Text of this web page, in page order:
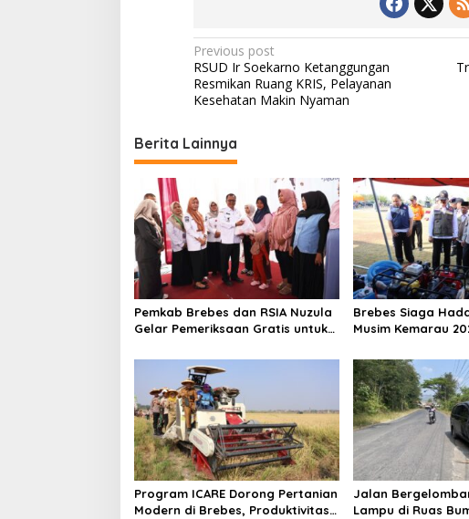
P
o
s
t
n
v
i
g
a
t
i
o
n
Previous post
RSUD Ir Soekarno Ketanggungan
Resmikan Ruang KRIS, Pelayanan
Kesehatan Makin Nyaman
Berita Lainnya
Pemkab Brebes dan RSIA Nuzula
Gelar Pemeriksaan Gratis untuk
Kesehatan Ibu dan Bayi
Brebes Siaga
Musim Kemarau
Bencana dan
Program ICARE Dorong Pertanian
Modern di Brebes, Produktivitas
Jalan
Lampu di Ruas